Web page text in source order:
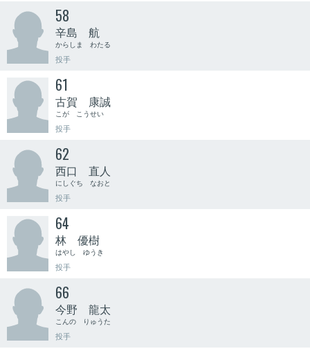
58
辛島 航
からしま わたる
投手
61
古賀 康誠
こが こうせい
投手
62
西口 直人
にしぐち なおと
投手
64
林 優樹
はやし ゆうき
投手
66
今野 龍太
こんの りゅうた
投手